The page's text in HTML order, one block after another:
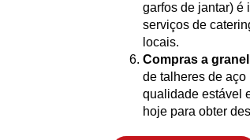
garfos de jantar) é
serviços de
locais.
Compras a
de talheres de
qualidade estável
hoje para obter